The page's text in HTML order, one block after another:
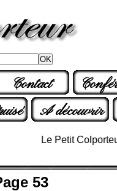
Contact
A découvrir
Le Petit Colporteur
53